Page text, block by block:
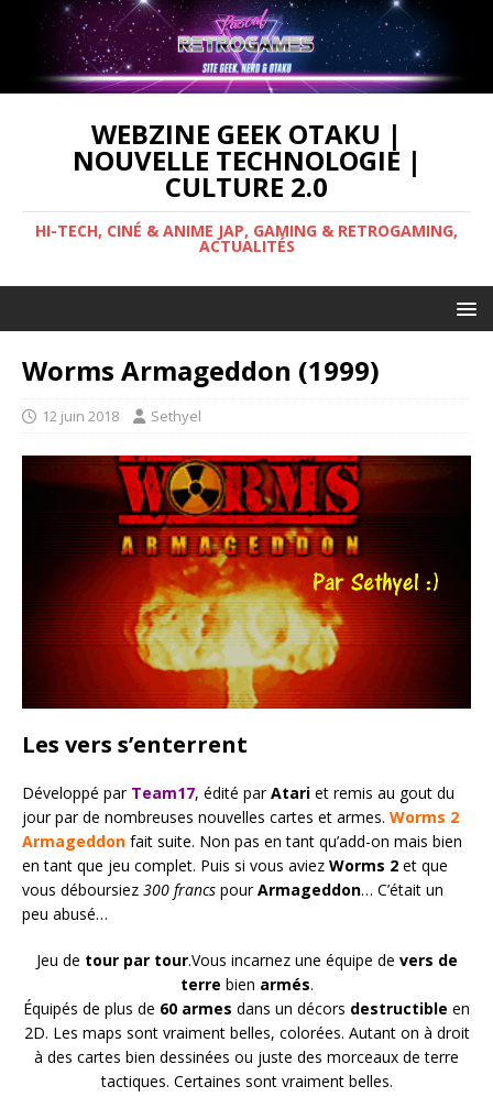
WEBZINE GEEK OTAKU |
NOUVELLE TECHNOLOGIE |
CULTURE 2.0
HI-TECH, CINÉ & ANIME JAP, GAMING & RETROGAMING,
ACTUALITÉS
Worms Armageddon (1999)
12 juin 2018 Sethyel
Les vers s’enterrent
Développé par Team17, édité parAtari et remis au gout du
jour par de nombreuses nouvelles cartes et armes. Worms 2
Armageddon fait suite. Non pas en tant qu’add-on mais bien
en tant que jeu complet. Puis si vous aviez Worms 2 et que
vous déboursiez 300 francs pourArmageddon… C’était un
peu abusé…
Jeu de tour par tour.Vous incarnez une équipe de vers de
terre bien armés.
Équipés de plus de 60 armes dans un décors destructible en
2D. Les maps sont vraiment belles, colorées. Autant on à droit
à des cartes bien dessinées ou juste des morceaux de terre
tactiques. Certaines sont vraiment belles.